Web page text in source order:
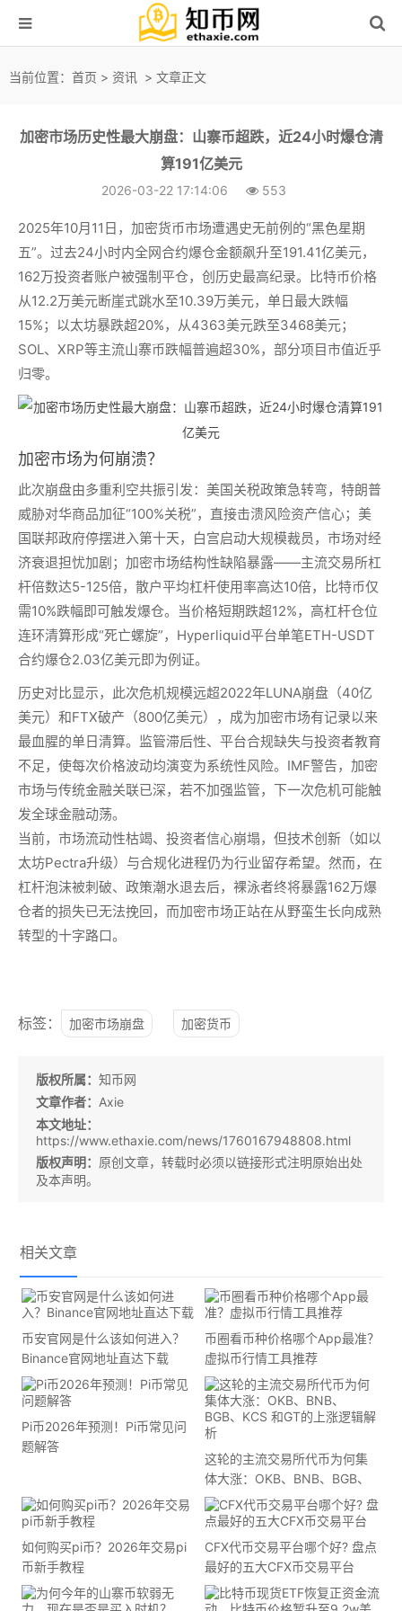
当前位置： 首页 > 资讯 > 文章正文
加密市场历史性最大崩盘：山寨币超跌，近24小时爆仓清
算191亿美元
2026-03-22 17:14:06 553
2025年10月11日，加密货币市场遭遇史无前例的“黑色星期
五”。过去24小时内全网合约爆仓金额飙升至191.41亿美元，
162万投资者账户被强制平仓，创历史最高纪录。比特币价格
从12.2万美元断崖式跳水至10.39万美元，单日最大跌幅
15%；以太坊暴跌超20%，从4363美元跌至3468美元；
SOL、XRP等主流山寨币跌幅普遍超30%，部分项目市值近乎
归零。
加密市场为何崩溃？
此次崩盘由多重利空共振引发：美国关税政策急转弯，特朗普
威胁对华商品加征“100%关税”，直接击溃风险资产信心；美
国联邦政府停摆进入第十天，白宫启动大规模裁员，市场对经
济衰退担忧加剧；加密市场结构性缺陷暴露——主流交易所杠
杆倍数达5-125倍，散户平均杠杆使用率高达10倍，比特币仅
需10%跌幅即可触发爆仓。当价格短期跌超12%，高杠杆仓位
连环清算形成“死亡螺旋”，Hyperliquid平台单笔ETH-USDT
合约爆仓2.03亿美元即为例证。
历史对比显示，此次危机规模远超2022年LUNA崩盘（40亿
美元）和FTX破产（800亿美元），成为加密市场有记录以来
最血腥的单日清算。监管滞后性、平台合规缺失与投资者教育
不足，使每次价格波动均演变为系统性风险。IMF警告，加密
市场与传统金融关联已深，若不加强监管，下一次危机可能触
发全球金融动荡。
当前，市场流动性枯竭、投资者信心崩塌，但技术创新（如以
太坊Pectra升级）与合规化进程仍为行业留存希望。然而，在
杠杆泡沫被刺破、政策潮水退去后，裸泳者终将暴露162万爆
仓者的损失已无法挽回，而加密市场正站在从野蛮生长向成熟
转型的十字路口。
标签： 加密市场崩盘 加密货币
版权所属： 知币网
文章作者： Axie
本文地址：
https://www.ethaxie.com/news/1760167948808.html
版权声明： 原创文章，转载时必须以链接形式注明原始出处
及本声明。
相关文章
币安官网是什么该如何进入？
Binance官网地址直达下载
币圈看币种价格哪个App最准？
虚拟币行情工具推荐
Pi币2026年预测！Pi币常见问
题解答
这轮的主流交易所代币为何集
体大涨：OKB、BNB、BGB、
KCS 和GT的上涨逻辑解析
如何购买pi币？2026年交易pi
币新手教程
CFX代币交易平台哪个好? 盘点
最好的五大CFX币交易平台